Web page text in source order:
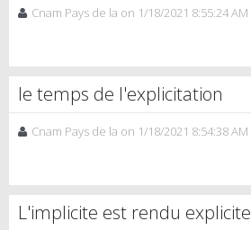
Cnam Pays de la on 1/18/2021 8:55:24 AM
le temps de l'explicitation
Cnam Pays de la on 1/18/2021 8:54:38 AM
L'implicite est rendu explicite